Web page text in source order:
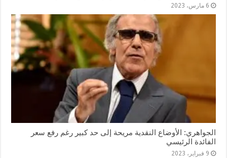
6 مارس، 2023
الجواهري: الأوضاع النقدية مريحة إلى حد كبير رغم رفع سعر
الفائدة الرئيسي
9 فبراير، 2023